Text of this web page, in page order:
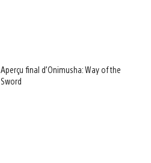
Aperçu final d’Onimusha: Way of the
Sword